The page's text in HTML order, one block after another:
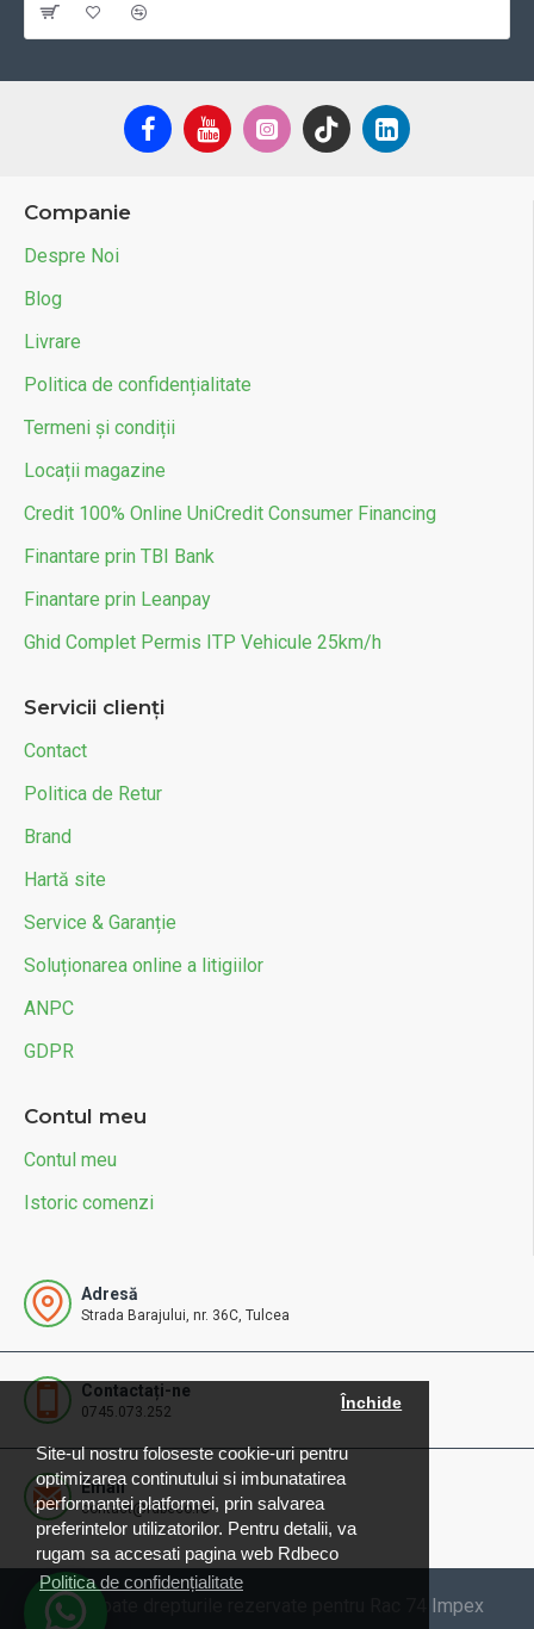
Site-ul nostru foloseste cookie-uri pentru
optimizarea continutului si imbunatatirea
performantei platformei, prin salvarea
preferintelor utilizatorilor. Pentru detalii, va
rugam sa accesati pagina web Rdbeco
Politica de confidențialitate
Închide
Companie
Despre Noi
Blog
Livrare
Politica de confidențialitate
Termeni și condiții
Locații magazine
Credit 100% Online UniCredit Consumer Financing
Finantare prin TBI Bank
Finantare prin Leanpay
Ghid Complet Permis ITP Vehicule 25km/h
Servicii clienți
Contact
Politica de Retur
Brand
Hartă site
Service & Garanție
Soluționarea online a litigiilor
ANPC
GDPR
Contul meu
Contul meu
Istoric comenzi
Adresă
Strada Barajului, nr. 36C, Tulcea
Contactați-ne
0745.073.252
Email
contact@rdbeco.ro
© 2025 Toate drepturile rezervate pentru Rac 74 Impex